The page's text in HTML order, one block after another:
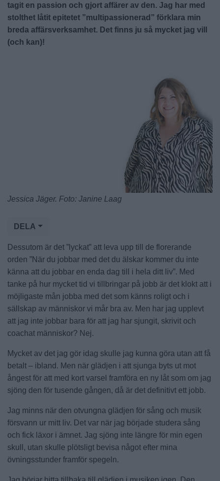
tagit en passion och gjort affärer av den. Jag har med
stolthet låtit epitetet ”multipassionerad” förklara min
breda affärsverksamhet. Det finns ju så mycket jag vill
(och kan)!
Jessica Jäger. Foto: Janine Laag
DELA
Dessutom är det ”lyckat” att leva upp till de florerande
orden ”När du jobbar med det du älskar kommer du inte
känna att du jobbar en enda dag till i hela ditt liv”. Med
tanke på hur mycket tid vi tillbringar på jobb är det klokt att i
möjligaste mån jobba med det som känns roligt och i
sällskap av människor vi mår bra av. Men har jag upplevt
att jag inte jobbar bara för att jag har sjungit, skrivit och
coachat människor? Nej.
Mycket av det jag gör idag skulle jag kunna göra utan att få
betalt – ibland. Men när glädjen i att sjunga byts ut mot
ångest för att med kort varsel framföra en ny låt som om jag
sjöng den för tusende gången, då är det definitivt ett jobb.
Jag minns när den otvungna glädjen för sång och musik
försvann ur mitt liv. Det var när jag började studera sång
och fick läxor i ämnet. Jag sjöng inte längre för min egen
skull, utan skulle plötsligt bevisa något efter mina
övningsstunder framför spegeln.